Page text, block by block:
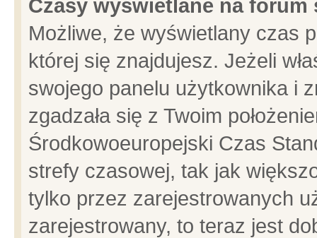
Czasy wyświetlane na forum
Możliwe, że wyświetlany czas
której się znajdujesz. Jeżeli
swojego panelu użytkownika i
zgadzała się z Twoim
Środkowoeuropejski Czas
strefy czasowej, tak jak
tylko przez zarejestrowanych
zarejestrowany, to teraz jest